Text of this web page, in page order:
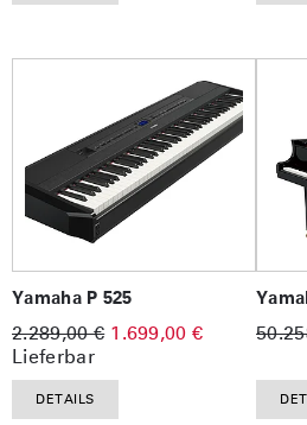
Yamaha P 525
2.289,00 € 1.699,00 €
Lieferbar
DETAILS